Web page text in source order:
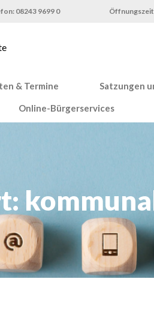
08243 9699 0
& Termine Satzungen
Online-Bürgerservices